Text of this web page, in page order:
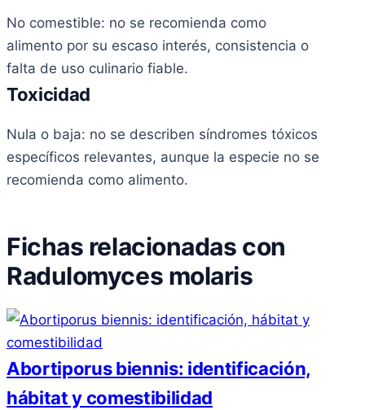
No comestible: no se recomienda como
alimento por su escaso interés, consistencia o
falta de uso culinario fiable.
Toxicidad
Nula o baja: no se describen síndromes tóxicos
específicos relevantes, aunque la especie no se
recomienda como alimento.
Fichas relacionadas con
Radulomyces molaris
Abortiporus biennis: identificación,
hábitat y comestibilidad